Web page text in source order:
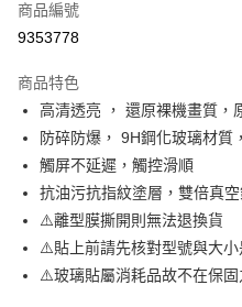
超商取貨付款
Apple Pay
街口支付
悠遊付
ATM付款
運送方式
商品編號
9353778
商品特色
高清透亮 ， 還原裸機畫質，
防碎防爆， 9H鋼化玻璃材質
觸屏不延遲，觸控滑順
抗油污抗指紋塗層，雙倍真
⚠️離型膜撕開則無法退換貨
⚠️貼上前請先核對型號與大小
⚠️玻璃貼屬消耗品故不在保固